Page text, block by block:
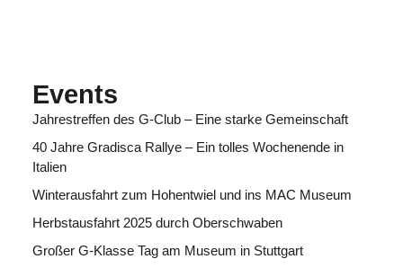
Events
Jahrestreffen des G-Club – Eine starke Gemeinschaft
40 Jahre Gradisca Rallye – Ein tolles Wochenende in
Italien
Winterausfahrt zum Hohentwiel und ins MAC Museum
Herbstausfahrt 2025 durch Oberschwaben
Großer G-Klasse Tag am Museum in Stuttgart